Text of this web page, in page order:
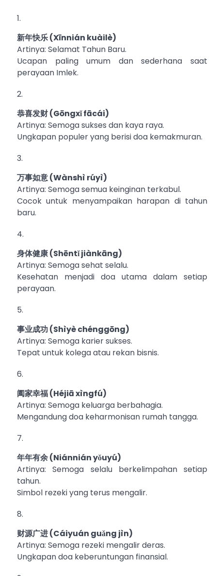
新年快乐 (Xīnnián kuàilè)
Artinya: Selamat Tahun Baru.
Ucapan paling umum dan sederhana saat
perayaan Imlek.
恭喜发财 (Gōngxǐ fācái)
Artinya: Semoga sukses dan kaya raya.
Ungkapan populer yang berisi doa kemakmuran.
万事如意 (Wànshì rúyì)
Artinya: Semoga semua keinginan terkabul.
Cocok untuk menyampaikan harapan di tahun
baru.
身体健康 (Shēntǐ jiànkāng)
Artinya: Semoga sehat selalu.
Kesehatan menjadi doa utama dalam setiap
perayaan.
事业成功 (Shìyè chénggōng)
Artinya: Semoga karier sukses.
Tepat untuk kolega atau rekan bisnis.
阖家幸福 (Héjiā xìngfú)
Artinya: Semoga keluarga berbahagia.
Mengandung doa keharmonisan rumah tangga.
年年有余 (Niánnián yǒuyú)
Artinya: Semoga selalu berkelimpahan setiap
tahun.
Simbol rezeki yang terus mengalir.
财源广进 (Cáiyuán guǎng jìn)
Artinya: Semoga rezeki mengalir deras.
Ungkapan doa keberuntungan finansial.